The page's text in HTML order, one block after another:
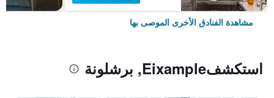
مشاهدة الفنادق الأخرى الموصى بها
استكشفEixample, برشلونة